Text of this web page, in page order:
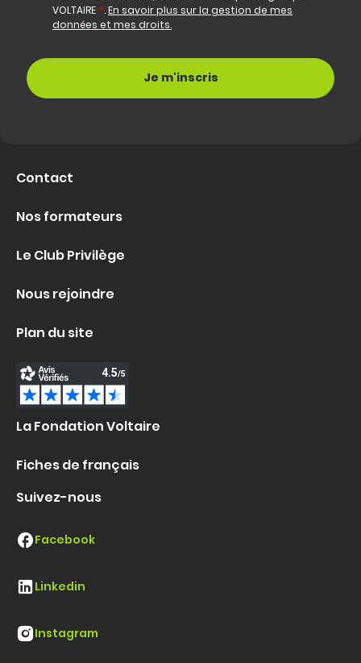
VOLTAIRE *.En savoir plus sur la gestion de mes
données et mes droits.
Contact
Nos formateurs
Le Club Privilège
Nous rejoindre
Plan du site
La Fondation Voltaire
Fiches de français
Suivez-nous
Facebook
Linkedin
Instagram